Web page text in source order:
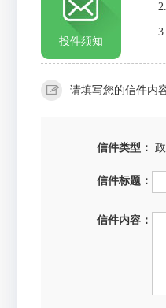
投件须知
请填写您的信件内
信件类型：
信件标题：
信件内容：